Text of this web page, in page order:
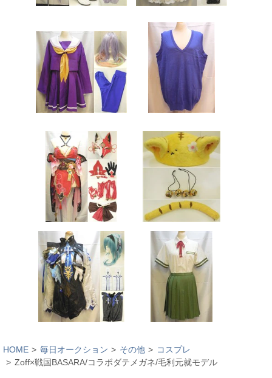
HOME 毎日オークション その他
コスプレ
Zoff×戦国BASARA/コラボダテメガネ/毛利元就モデル